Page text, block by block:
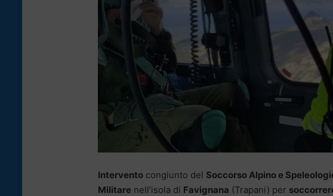
Intervento congiunto del Soccorso Alpino e
Militare nell’isola di Favignana (Trapani) per